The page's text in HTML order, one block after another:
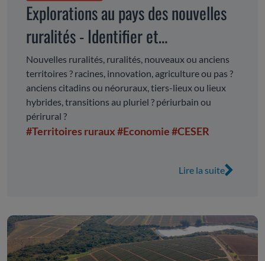
Explorations au pays des nouvelles
ruralités - Identifier et
accompagner les transitions
Nouvelles ruralités, ruralités, nouveaux ou anciens
territoires ? racines, innovation, agriculture ou pas ?
anciens citadins ou néoruraux, tiers-lieux ou lieux
hybrides, transitions au pluriel ? périurbain ou
périrural ?
#Territoires ruraux#Economie#CESER
Lire la suite